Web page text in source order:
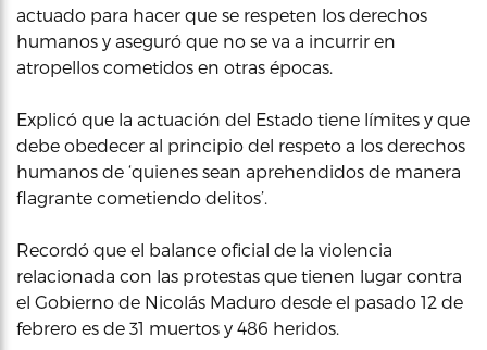
actuado para hacer que se respeten los derechos
humanos y aseguró que no se va a incurrir en
atropellos cometidos en otras épocas.
Explicó que la actuación del Estado tiene límites y que
debe obedecer al principio del respeto a los derechos
humanos de ‘quienes sean aprehendidos de manera
flagrante cometiendo delitos’.
Recordó que el balance oficial de la violencia
relacionada con las protestas que tienen lugar contra
el Gobierno de Nicolás Maduro desde el pasado 12 de
febrero es de 31 muertos y 486 heridos.